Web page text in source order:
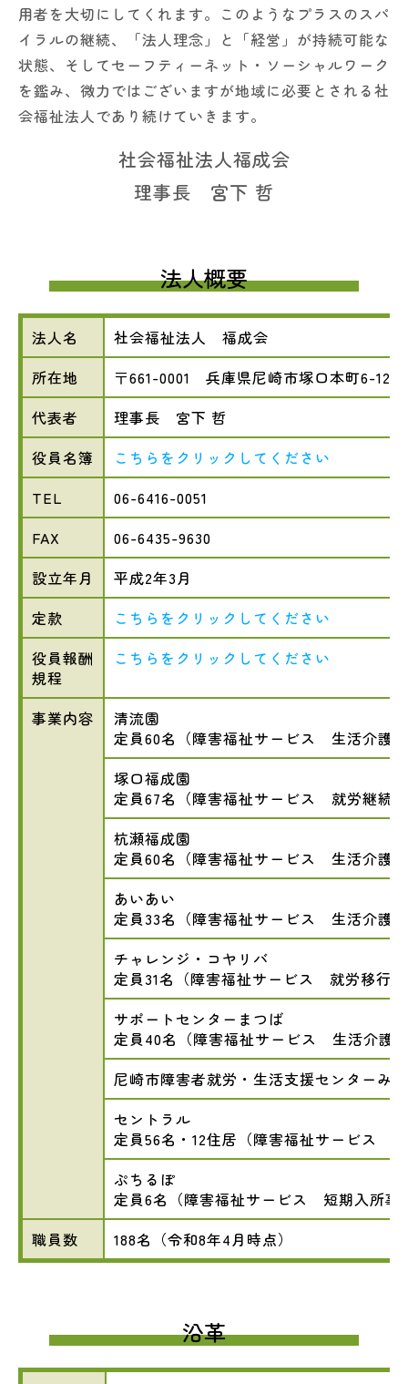
用者を大切にしてくれます。このようなプラスのスパ
イラルの継続、「法人理念」と「経営」が持続可能な
状態、そしてセーフティーネット・ソーシャルワーク
を鑑み、微力ではございますが地域に必要とされる社
会福祉法人であり続けていきます。
社会福祉法人福成会
理事長 宮下 哲
法人概要
法人名
社会福祉法人 福成会
所在地
〒661-0001 兵庫県尼崎市塚口本町6-12-
代表者
理事長 宮下 哲
役員名簿
こちらをクリックしてください
TEL
06-6416-0051
FAX
06-6435-9630
設立年月
平成2年3月
定款
こちらをクリックしてください
役員報酬
規程
こちらをクリックしてください
事業内容
清流園
定員60名（障害福祉サービス 生活介護
塚口福成園
定員67名（障害福祉サービス 就労継続
杭瀬福成園
定員60名（障害福祉サービス 生活介護
あいあい
定員33名（障害福祉サービス 生活介護
チャレンジ・コヤリバ
定員31名（障害福祉サービス 就労移行
サポートセンターまつば
定員40名（障害福祉サービス 生活介護
尼崎市障害者就労・生活支援センターみ
セントラル
定員56名・12住居（障害福祉サービス
ぷちるぽ
定員6名（障害福祉サービス 短期入所事
職員数
188名（令和8年4月時点）
沿革